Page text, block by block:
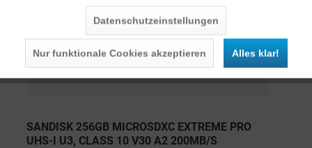
SANDISK 256GB MICROSDXC EXTREME PRO
UHS-I U3, CLASS 10 V30 A2 200MB/S
Datenschutzeinstellungen
Nur funktionale Cookies akzeptieren Alles klar!